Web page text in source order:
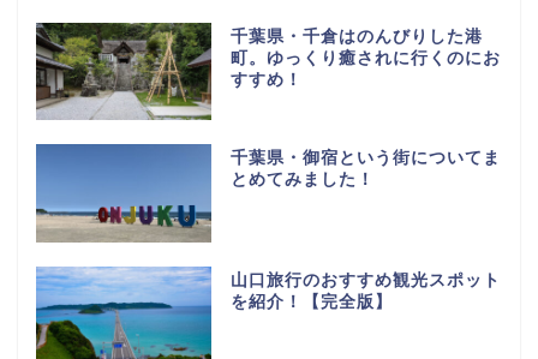
千葉県・千倉はのんびりした港
町。ゆっくり癒されに行くのにお
すすめ！
千葉県・御宿という街についてま
とめてみました！
山口旅行のおすすめ観光スポット
を紹介！【完全版】